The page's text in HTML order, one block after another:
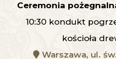
Ceremonia
10:30 kondukt
kościoła
Warszawa, ul.